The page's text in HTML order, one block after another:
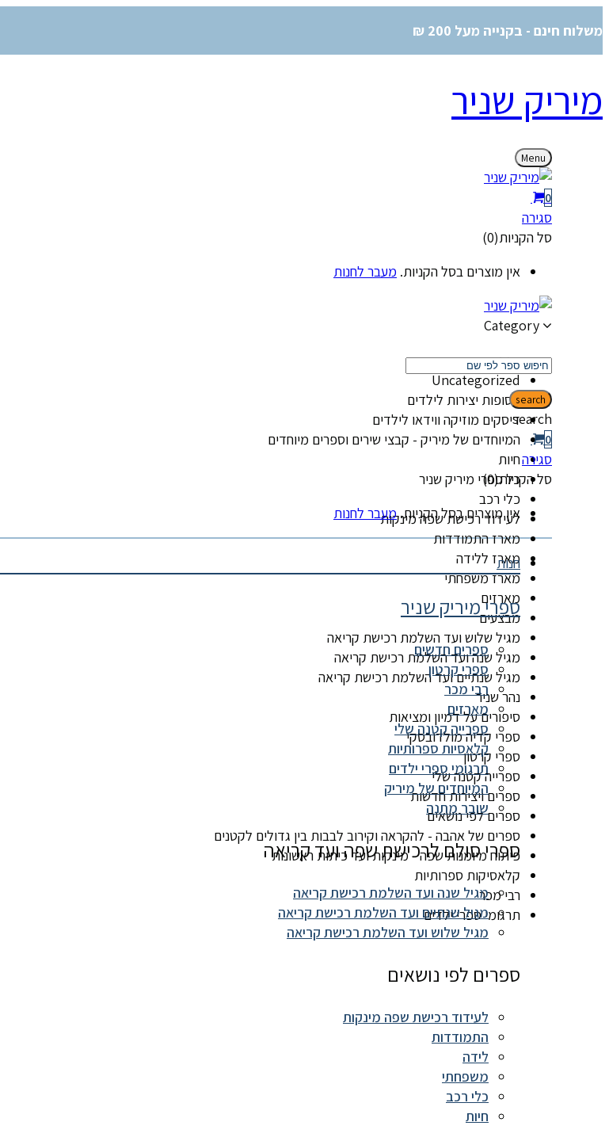
משלוח חינם - בקנייה מעל 200 ₪
מיריק שניר
Menu
0
סגירה
סל הקניות(0)
אין מוצרים בסל הקניות. מעבר לחנות
Category
קטגוריות
Uncategorized
אסופות יצירות לילדים
דיסקים מוזיקה ווידאו לילדים
המיוחדים של מיריק - קבצי שירים וספרים מיוחדים
חיות
כל ספרי מיריק שניר
כלי רכב
לעידוד רכישת שפה מינקות
מארז התמודדות
מארז ללידה
מארז משפחתי
מארזים
מבצעים
מגיל שלוש ועד השלמת רכישת קריאה
מגיל שנה ועד השלמת רכישת קריאה
מגיל שנתיים ועד השלמת רכישת קריאה
נהר שניר
סיפורים על דמיון ומציאות
ספרי קדיה מולדובסקי
ספרי קרטון
ספרייה קטנה שלי
ספרים ויצירות חדשות
ספרים לפי נושאים
ספרים של אהבה - להקראה וקירוב לבבות בין גדולים לקטנים
פיתוח מיומנות שפה - מינקות ועד כיתות ראשונות
קלאסיקות ספרותיות
רבי מכר
תרגומי ספרי ילדים
search
search
0
סגירה
סל הקניות(0)
אין מוצרים בסל הקניות. מעבר לחנות
חנות
ספרי מיריק שניר
ספרים חדשים
ספרי קרטון
רבי מכר
מארזים
ספרייה קטנה שלי
קלאסיות ספרותיות
תרגומי ספרי ילדים
המיוחדים של מיריק
שובר מתנה
ספרי סולם לרכישת שפה ועד קריאה
מגיל שנה ועד השלמת רכישת קריאה
מגיל שנתיים ועד השלמת רכישת קריאה
מגיל שלוש ועד השלמת רכישת קריאה
ספרים לפי נושאים
לעידוד רכישת שפה מינקות
התמודדות
לידה
משפחתי
כלי רכב
חיות